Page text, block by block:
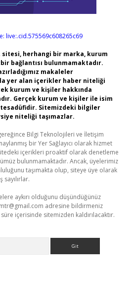
live:.cid.575569c608265c69
herhangi bir marka, kurum
bağlantısı bulunmamaktadır.
makaleler
yer alan içerikler haber niteliği
kurum ve kişiler hakkında
Gerçek kurum ve kişiler ile isim
Sitemizdeki bilgiler
niteliği taşımazlar.
Bilgi Teknolojileri ve İletişim
bir Yer Sağlayıcı olarak hizmet
içerikleri proaktif olarak denetleme
bulunmamaktadır. Ancak, üyelerimiz
taşımakta olup, siteye üye olarak
aykırı olduğunu düşündüğünüz
adresine bildirmeniz
içerisinde sitemizden kaldırılacaktır.